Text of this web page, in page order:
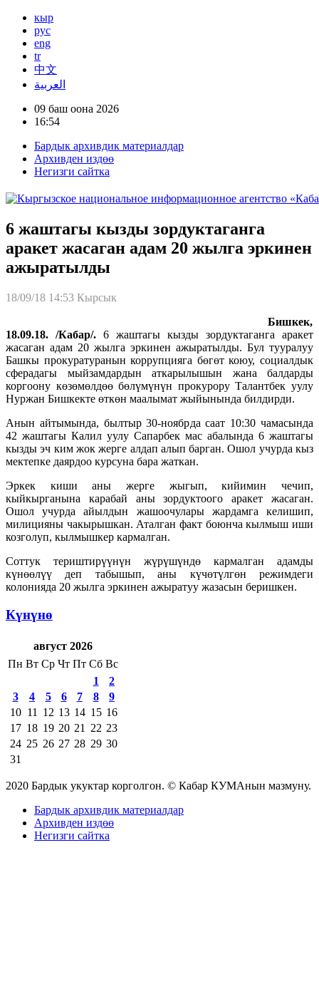
кыр
рус
eng
tr
中文
العربية
09 баш оона 2026
16:54
Бардык архивдик материалдар
Архивден издөө
Негизги сайтка
6 жаштагы кызды зордуктаганга
аракет жасаган адам 20 жылга эркинен
ажыратылды
18/09/18 14:53 Кырсык
Бишкек,
18.09.18. /Кабар/. 6 жаштагы кызды зордуктаганга аракет
жасаган адам 20 жылга эркинен ажыратылды. Бул тууралуу
Башкы прокуратуранын коррупцияга бөгөт коюу, социалдык
сферадагы мыйзамдардын аткарылышын жана балдарды
коргоону көзөмөлдөө бөлүмүнүн прокурору Талантбек уулу
Нуржан Бишкекте өткөн маалымат жыйынында билдирди.
Анын айтымында, былтыр 30-ноябрда саат 10:30 чамасында
42 жаштагы Калил уулу Сапарбек мас абалында 6 жаштагы
кызды эч ким жок жерге алдап алып барган. Ошол учурда кыз
мектепке даярдоо курсуна бара жаткан.
Эркек киши аны жерге жыгып, кийимин чечип,
кыйкырганына карабай аны зордуктоого аракет жасаган.
Ошол учурда айылдын жашоочулары жардамга келишип,
милицияны чакырышкан. Аталган факт боюнча кылмыш иши
козголуп, кылмышкер кармалган.
Соттук териштирүүнүн жүрүшүндө кармалган адамды
күнөөлүү деп табышып, аны күчөтүлгөн режимдеги
колонияда 20 жылга эркинен ажыратуу жазасын беришкен.
Күнүнө
август 2026
Пн Вт Ср Чт Пт Сб Вс
1
2
3
4 5 6 7 8
9
10 11 12 13 14 15 16
17 18 19 20 21 22 23
24 25 26 27 28 29 30
31
2020 Бардык укуктар корголгон. © Кабар КУМАнын мазмуну.
Бардык архивдик материалдар
Архивден издөө
Негизги сайтка